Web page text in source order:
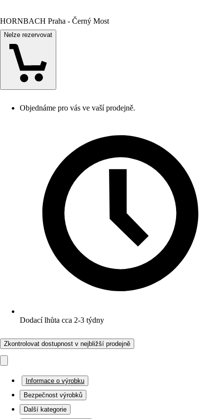
HORNBACH Praha - Černý Most
Nelze rezervovat
Objednáme pro vás ve vaší prodejně.
Dodací lhůta cca 2-3 týdny
Zkontrolovat dostupnost v nejbližší prodejně
Informace o výrobku
Bezpečnost výrobků
Další kategorie